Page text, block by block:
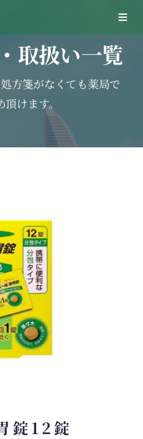
取扱い一覧
方箋がなくても薬局で
けます。
錠12錠